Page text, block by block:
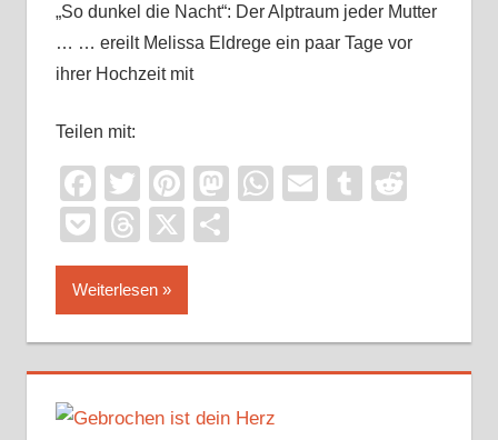
„So dunkel die Nacht“: Der Alptraum jeder Mutter
… … ereilt Melissa Eldrege ein paar Tage vor
ihrer Hochzeit mit
Teilen mit:
Facebook
TwitterPinterest
Mastodon
WhatsApp
EmailTumblr
PocketThreads
X
Weiterlesen